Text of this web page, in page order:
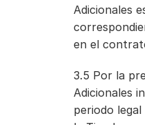
Adicionales
en el
3.5 Por la
Adicionales
periodo